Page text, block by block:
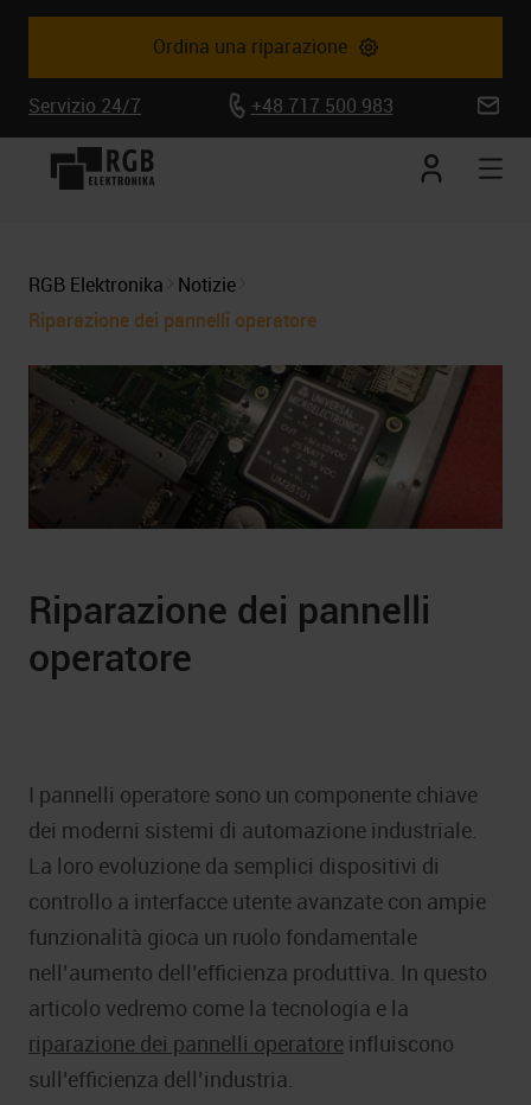
Ordina una riparazione
Servizio 24/7 +48 717 500 983
Conto
RGB Elektronika
Notizie
Riparazione dei pannelli operatore
Riparazione dei pannelli
operatore
I pannelli operatore sono un componente chiave
dei moderni sistemi di automazione industriale.
La loro evoluzione da semplici dispositivi di
controllo a interfacce utente avanzate con ampie
funzionalità gioca un ruolo fondamentale
nell’aumento dell’efficienza produttiva. In questo
articolo vedremo come la tecnologia e la
riparazione dei pannelli operatore influiscono
sull’efficienza dell’industria.